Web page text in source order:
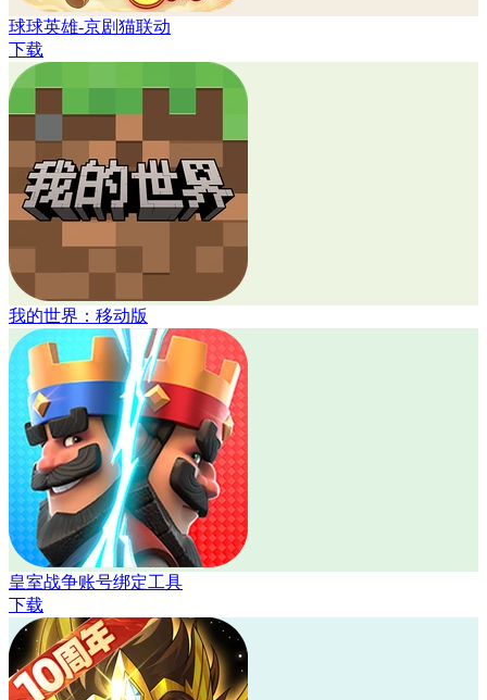
球球英雄-京剧猫联动
下载
我的世界：移动版
皇室战争账号绑定工具
下载